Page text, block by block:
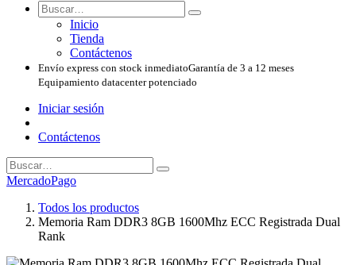
Inicio
Tienda
Contáctenos
Envío express con stock inmediatoGarantía de 3 a 12 meses
Equipamiento datacenter potenciado
Iniciar sesión
Contáctenos
MercadoPago
Todos los productos
Memoria Ram DDR3 8GB 1600Mhz ECC Registrada Dual
Rank